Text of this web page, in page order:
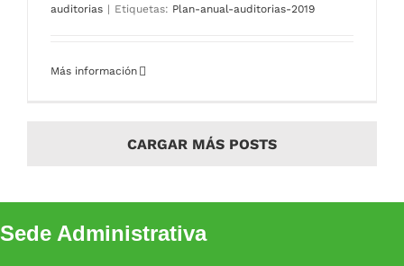
auditorias | Etiquetas: Plan-anual-auditorias-2019
Más información
CARGAR MÁS POSTS
Sede Administrativa